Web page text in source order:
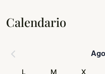
Calendario
L M X